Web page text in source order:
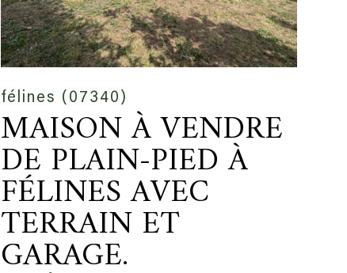
félines (07340)
MAISON À VENDRE
DE PLAIN-PIED À
FÉLINES AVEC
TERRAIN ET
GARAGE.